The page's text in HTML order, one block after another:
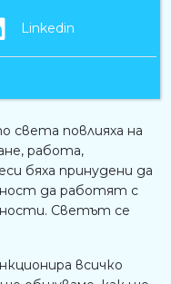
Linkedin
света повлияха на
работа,
бяха принудени да
да работят с
Светът се
всичко